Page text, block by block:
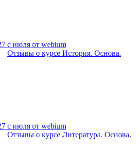
с июля от webium
Отзывы о курсе История. Основа.
с июля от webium
Отзывы о курсе Литература. Основа.